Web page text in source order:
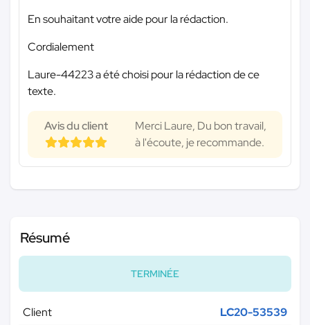
En souhaitant votre aide pour la rédaction.
Cordialement
Laure-44223 a été choisi pour la rédaction de ce
texte.
Avis du client
Merci Laure, Du bon travail,
à l'écoute, je recommande.
Résumé
TERMINÉE
Client
LC20-53539